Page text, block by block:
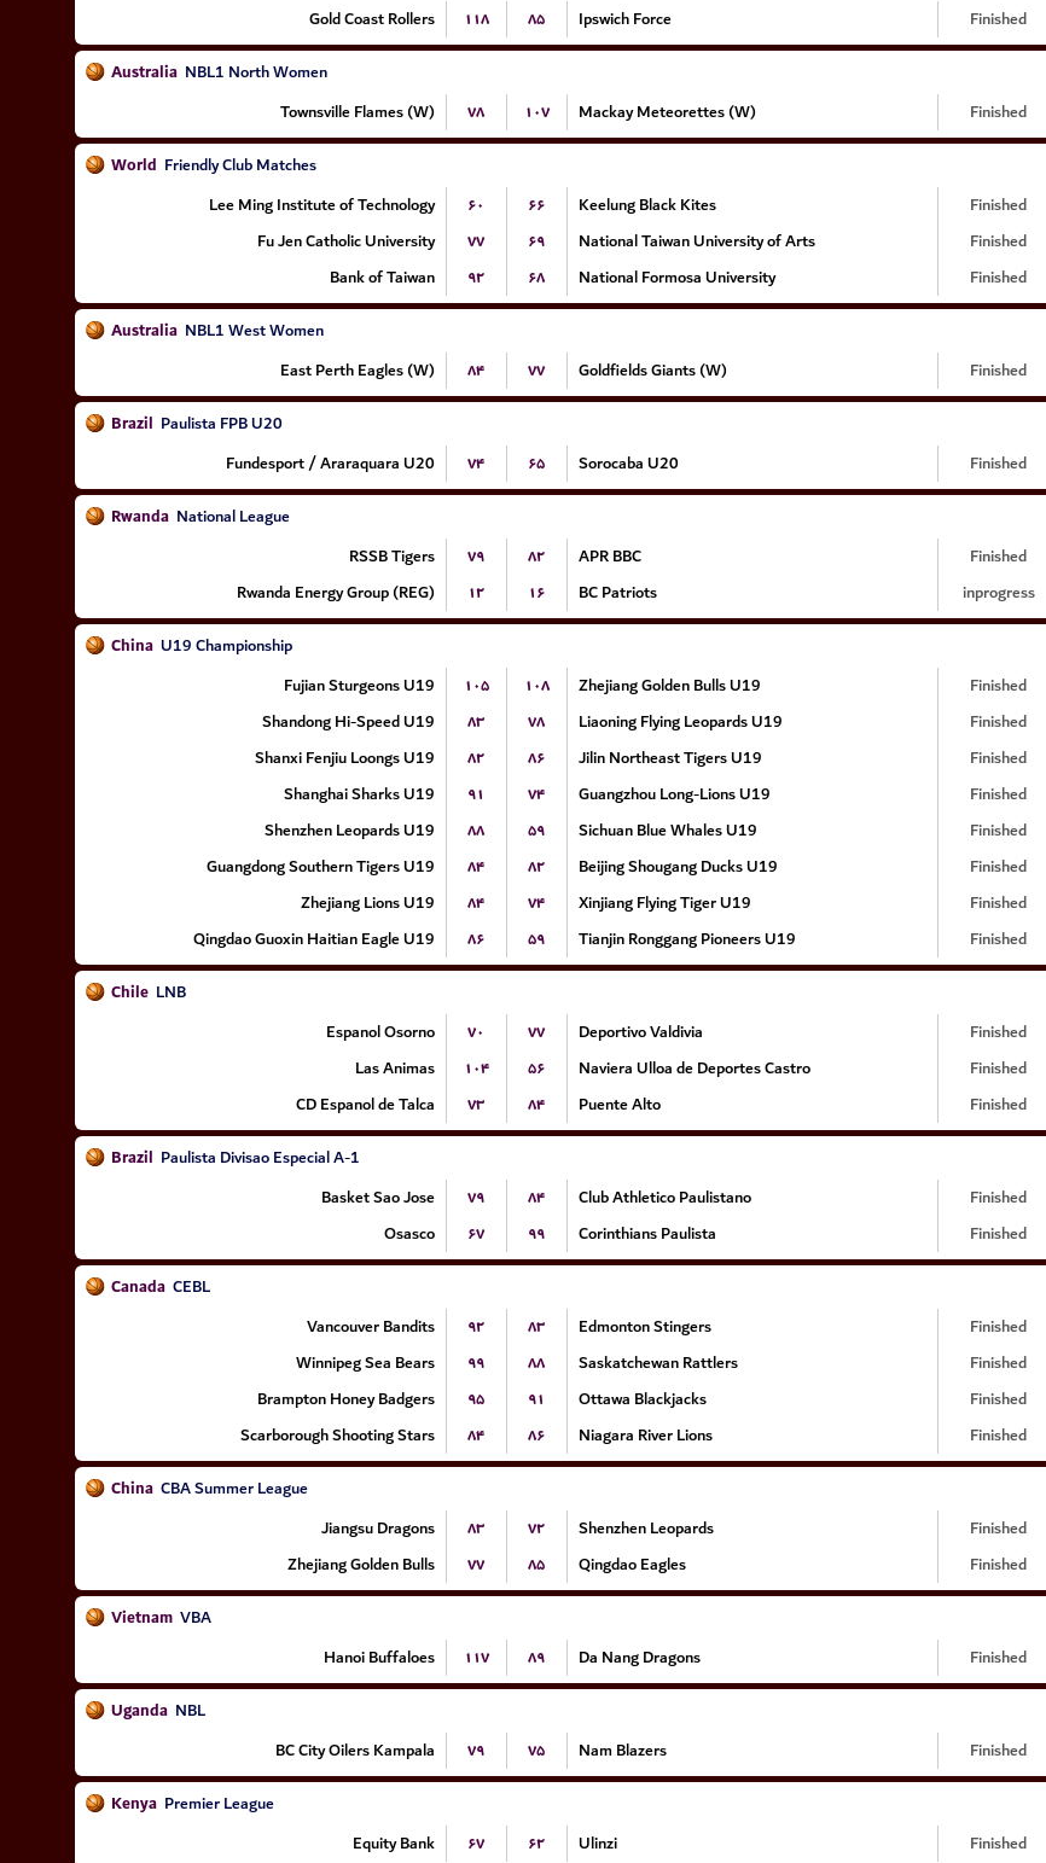
Gold Coast Rollers
۱۱۸ ۸۵ Ipswich Force Finished
Australia NBL1 North Women
Townsville Flames (W)
۷۸ ۱۰۷ Mackay Meteorettes (W) Finished
World Friendly Club Matches
Lee Ming Institute of Technology
۶۰ ۶۶ Keelung Black Kites Finished
Fu Jen Catholic University
۷۷ ۶۹ National Taiwan University of Arts Finished
Bank of Taiwan
۹۲ ۶۸ National Formosa University Finished
Australia NBL1 West Women
East Perth Eagles (W)
۸۴ ۷۷ Goldfields Giants (W) Finished
Brazil Paulista FPB U20
Fundesport / Araraquara U20
۷۴ ۶۵ Sorocaba U20 Finished
Rwanda National League
RSSB Tigers
۷۹ ۸۲ APR BBC Finished
Rwanda Energy Group (REG)
۱۲ ۱۶ BC Patriots inprogress
China U19 Championship
Fujian Sturgeons U19
۱۰۵ ۱۰۸ Zhejiang Golden Bulls U19 Finished
Shandong Hi-Speed U19
۸۳ ۷۸ Liaoning Flying Leopards U19 Finished
Shanxi Fenjiu Loongs U19
۸۲ ۸۶ Jilin Northeast Tigers U19 Finished
Shanghai Sharks U19
۹۱ ۷۴ Guangzhou Long-Lions U19 Finished
Shenzhen Leopards U19
۸۸ ۵۹ Sichuan Blue Whales U19 Finished
Guangdong Southern Tigers U19
۸۴ ۸۲ Beijing Shougang Ducks U19 Finished
Zhejiang Lions U19
۸۴ ۷۴ Xinjiang Flying Tiger U19 Finished
Qingdao Guoxin Haitian Eagle U19
۸۶ ۵۹ Tianjin Ronggang Pioneers U19 Finished
Chile LNB
Espanol Osorno
۷۰ ۷۷ Deportivo Valdivia Finished
Las Animas
۱۰۴ ۵۶ Naviera Ulloa de Deportes Castro Finished
CD Espanol de Talca
۷۳ ۸۴ Puente Alto Finished
Brazil Paulista Divisao Especial A-1
Basket Sao Jose
۷۹ ۸۴ Club Athletico Paulistano Finished
Osasco
۶۷ ۹۹ Corinthians Paulista Finished
Canada CEBL
Vancouver Bandits
۹۲ ۸۳ Edmonton Stingers Finished
Winnipeg Sea Bears
۹۹ ۸۸ Saskatchewan Rattlers Finished
Brampton Honey Badgers
۹۵ ۹۱ Ottawa Blackjacks Finished
Scarborough Shooting Stars
۸۴ ۸۶ Niagara River Lions Finished
China CBA Summer League
Jiangsu Dragons
۸۳ ۷۲ Shenzhen Leopards Finished
Zhejiang Golden Bulls
۷۷ ۸۵ Qingdao Eagles Finished
Vietnam VBA
Hanoi Buffaloes
۱۱۷ ۸۹ Da Nang Dragons Finished
Uganda NBL
BC City Oilers Kampala
۷۹ ۷۵ Nam Blazers Finished
Kenya Premier League
Equity Bank
۶۷ ۶۲ Ulinzi Finished